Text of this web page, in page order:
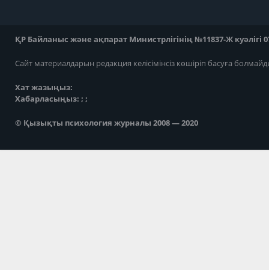
ҚР Байланыс және ақпарат Министрлігінің №11837-Ж куәлігі
Сайт материалдарын редакция келісімінсіз көшіріп басуға
Хат жазыңыз:
Хабарласыңыз: ; ;
© Қызықты психология журналы 2008 — 2020